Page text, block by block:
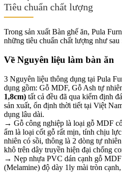
Tiêu chuẩn chất lượng
Trong sản xuất Bàn ghế ăn, Pula
những tiêu chuẩn chất lượng như sau
Về Nguyên liệu làm bàn ăn
3 Nguyên liệu thông dụng tại Pula
dụng gồm: Gỗ MDF, Gỗ Ash tự
1,8cm) tất cả đều đã qua kiểm định
sản xuất, ổn định thời tiết tại Việt
dụng lâu dài.
→ Gỗ công nghiệp là loại gỗ MDF
ẩm là loại cốt gỗ rất mịn, tính chịu
nhiên có sồi, thông là 2 dòng tự
khô trên dây truyền hiện đại chống
→ Nẹp nhựa PVC dán cạnh gỗ MDF
(Melamine) độ dày 1ly mài tròn